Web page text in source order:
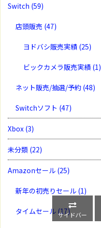
Switch (59)
店頭販売 (47)
ヨドバシ販売実績 (25)
ビックカメラ販売実績 (1)
ネット販売/抽選/予約 (48)
Switchソフト (47)
Xbox (3)
未分類 (22)
Amazonセール (25)
新年の初売りセール (1)
タイムセール (17)
サイドバー